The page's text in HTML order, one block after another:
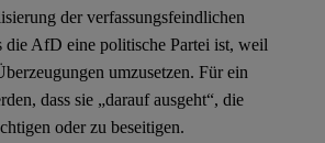
der verfassungsfeindlichen
die AfD eine politische Partei ist, weil
umzusetzen. Für ein
dass sie „darauf ausgeht“, die
oder zu beseitigen.